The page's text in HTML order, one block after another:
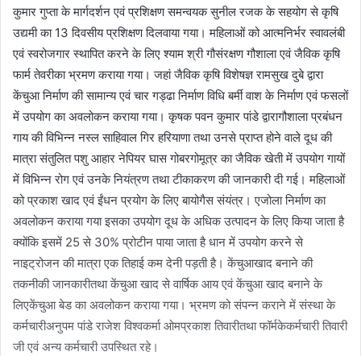
कुमार गुप्ता के मार्गदर्शन एवं प्रशिक्षण समन्वयक सुनील रजक के सहयोग से कृषि
उद्यमी का 13 दिवसीय प्रशिक्षण दिलवाया गया। महिलाओं को आत्मनिर्भर स्वावलंबी
एवं स्वरोजगार स्थापित करने के लिए श्याम श्री गौसंरक्षण गौशाला एवं जैविक कृषि
फार्म तेवरीका भ्रमण कराया गया। जहां जैविक कृषि विशेषज्ञ रामसुख दुबे द्वारा
केंचुआ निर्माण की सामान्य एवं चार गड्ढा निर्माण विधि बर्मी वाश के निर्माण एवं फसलों
में उपयोग का अवलोकन कराया गया। कृषक पवन कुमार पांडे द्वारागौशाला प्रबंधन
गाय की विभिन्न नस्ल साहिवाल गिर हरियाणा तथा उनसे प्राप्त होने वाले दूध की
मात्रा संतुलित पशु आहार नेपियर घास गोबरगोमूत्र का जैविक खेती में उपयोग गायों
में विभिन्न रोग एवं उनके नियंत्रण तथा टीकाकरण की जानकारी दी गई। महिलाओं
को प्रकाश खाद एवं ईंधन प्रयोग के लिए बायोगैस संयंत्र। एजोला निर्माण का
अवलोकन कराया गया इसका उपयोग दूध के अधिक उत्पादन के लिए किया जाता है
क्योंकि इसमें 25 से 30% प्रोटीन पाया जाता है धान में उपयोग करने से
नाइट्रोजन की मात्रा एक तिहाई कम देनी पड़ती है। केंचुआखाद बनाने की
तकनीकी जानकारीतथा केंचुआ खाद से वार्षिक आय एवं केंचुआ खाद बनाने के
लिएकेंचुआ बेड का अवलोकन कराया गया। भ्रमण को संपन्न कराने में संस्था के
कर्मचारीअनुपम पांडे राजेश विश्वकर्मा ओमप्रकाश तिवारीतथा फॉर्मकेकर्मचारी तिवारी
जी एवं अन्य कर्मचारी उपस्थित रहे।